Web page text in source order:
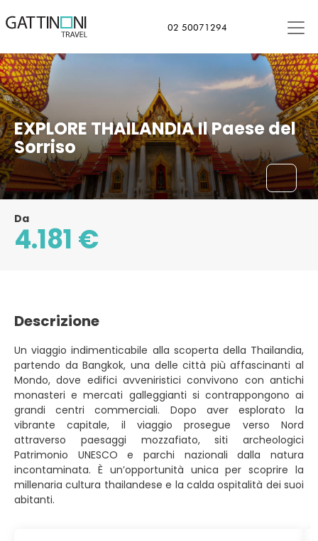
02 50071294
EXPLORE THAILANDIA Il Paese del
Sorriso
Bangkok, Thailandia
Da
4.181 €
Descrizione
Un viaggio indimenticabile alla scoperta della Thailandia,
partendo da Bangkok, una delle città più affascinanti al
Mondo, dove edifici avveniristici convivono con antichi
monasteri e mercati galleggianti si contrappongono ai
grandi centri commerciali. Dopo aver esplorato la
vibrante capitale, il viaggio prosegue verso Nord
attraverso paesaggi mozzafiato, siti archeologici
Patrimonio UNESCO e parchi nazionali dalla natura
incontaminata. È un’opportunità unica per scoprire la
millenaria cultura thailandese e la calda ospitalità dei suoi
abitanti.